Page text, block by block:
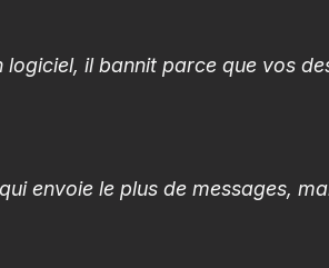
il bannit parce que vos
envoie le plus de messages,